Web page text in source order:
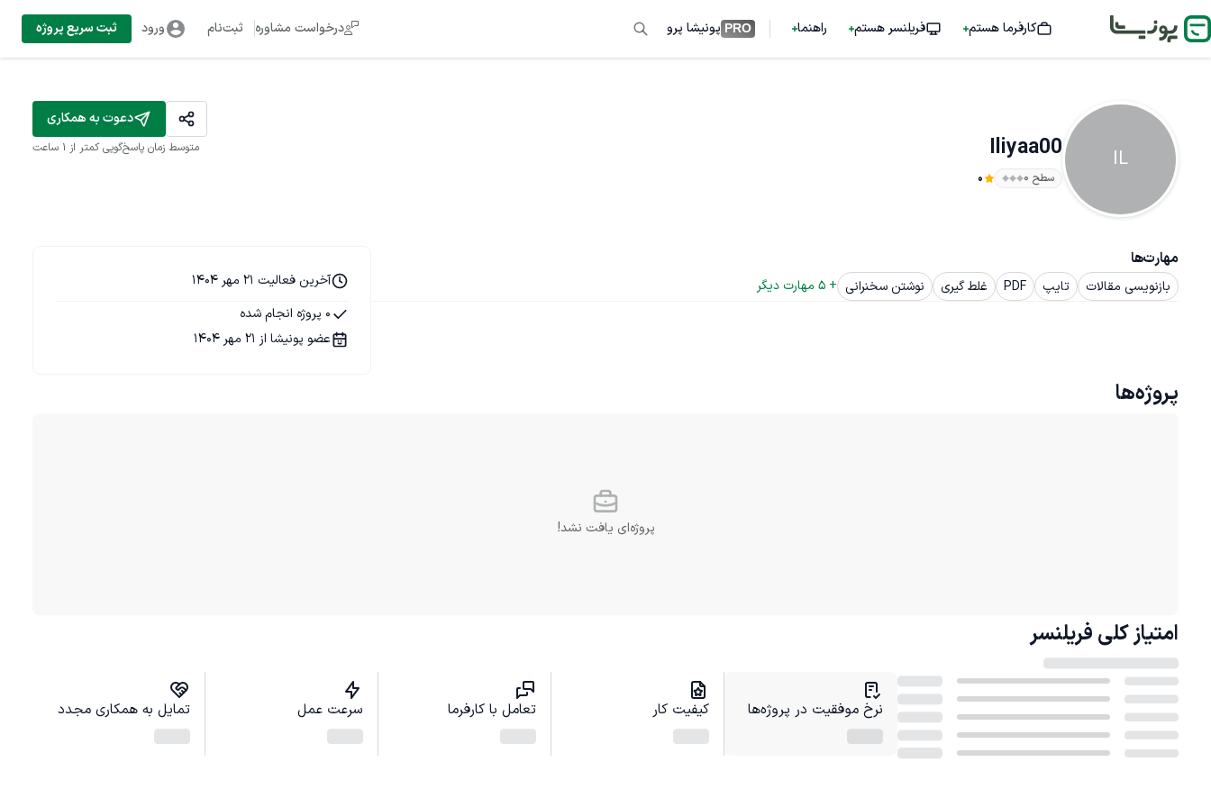
کارفرما هستم فریلنسر هستم راهنما PRO پونیشا پرو درخواست مشاوره ثبت‌نام ورود ثبت سریع پروژه
IL
Iliyaa00
سطح ۰ 0
دعوت به همکاری
متوسط زمان پاسخ‌گویی کمتر از 1 ساعت
مهارت‌ها
بازنویسی مقالات تایپ PDF غلط گیری نوشتن سخنرانی +
5 مهارت دیگر
آخرین فعالیت 21 مهر 1404
0 پروژه انجام شده
عضو پونیشا از 21 مهر 1404
پروژه‌ها
پروژه‌ای یافت نشد!
امتیاز کلی فریلنسر
نرخ موفقیت در پروژه‌ها کیفیت کار تعامل با کارفرما سرعت عمل تمایل به همکاری مجدد